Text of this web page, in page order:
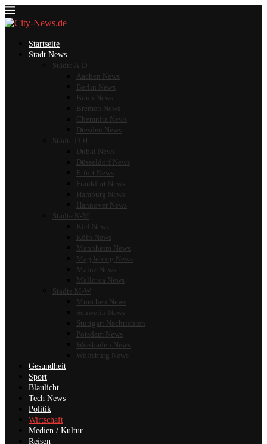
Startseite
Stadt News
Städte A-D
Aachen News
Berlin News
Bonn News
Bremen News
Chemnitz News
Dresden News
Städte D-H
Dubai News
Düsseldorf News
Erfurt News
Frankfurt News
Hamburg News
Hannover News
Städte K-M
Kiel News
Köln News
Mannheim News
Magdeburg News
Mainz News
Mallorca News
Städte M-W
München News
Schwerin News
Stuttgart Nachrichten
Potsdam News
Wiesbaden News
Wolfsburg News
Gesundheit
Sport
Blaulicht
Tech News
Politik
Wirtschaft
Medien / Kultur
Reisen